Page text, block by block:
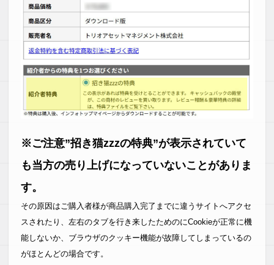
※ご注意”招き猫zzzの特典”が表示されていて
も当方の売り上げになっていないことがありま
す。
その原因はご購入者様が商品購入完了までに違うサイトへアクセ
スされたり、左右のタブを行き来したためのにCookieが正常に機
能しないか、ブラウザのクッキー機能が故障してしまっているの
がほとんどの場合です。